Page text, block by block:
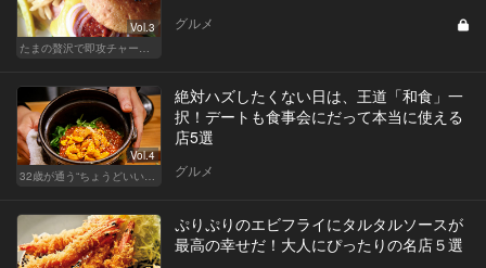
Vol.3
たまの贅沢で即攻チャージ！2,000円超えランチ
グルメ
Vol.4
32歳が通う“ちょうどいい”価格の店
絶対ハズしたくない日は、王道「和食」一
択！デートも食事会にだって本当に使える
店5選
グルメ
ぷりぷりのエビフライにタルタルソースが
最高の幸せだ！大人にぴったりの名店５選